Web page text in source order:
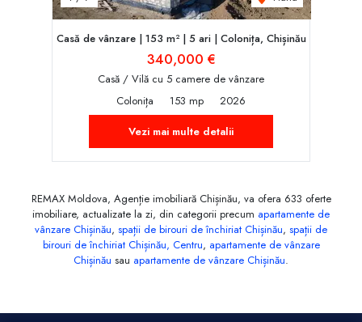
Casă de vânzare | 153 m² | 5 ari | Colonița, Chișinău
340,000 €
Casă / Vilă cu 5 camere de vânzare
Colonița
153 mp
2026
Vezi mai multe detalii
REMAX Moldova, Agenție imobiliară Chișinău, va ofera 633 oferte
imobiliare, actualizate la zi, din categorii precum apartamente de
vânzare Chișinău, spații de birouri de închiriat Chișinău, spații de
birouri de închiriat Chișinău, Centru, apartamente de vânzare
Chișinău sau apartamente de vânzare Chișinău.